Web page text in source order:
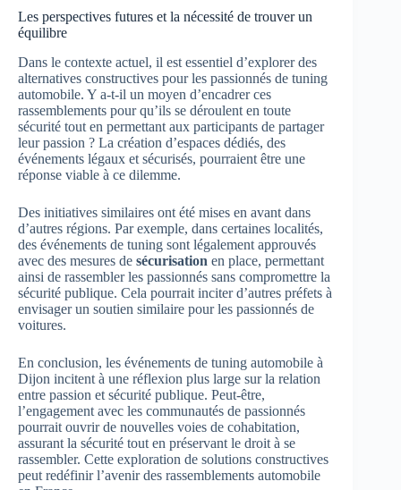
Les perspectives futures et la nécessité de trouver un
équilibre
Dans le contexte actuel, il est essentiel d’explorer des
alternatives constructives pour les passionnés de tuning
automobile. Y a-t-il un moyen d’encadrer ces
rassemblements pour qu’ils se déroulent en toute
sécurité tout en permettant aux participants de partager
leur passion ? La création d’espaces dédiés, des
événements légaux et sécurisés, pourraient être une
réponse viable à ce dilemme.
Des initiatives similaires ont été mises en avant dans
d’autres régions. Par exemple, dans certaines localités,
des événements de tuning sont légalement approuvés
avec des mesures de sécurisation en place, permettant
ainsi de rassembler les passionnés sans compromettre la
sécurité publique. Cela pourrait inciter d’autres préfets à
envisager un soutien similaire pour les passionnés de
voitures.
En conclusion, les événements de tuning automobile à
Dijon incitent à une réflexion plus large sur la relation
entre passion et sécurité publique. Peut-être,
l’engagement avec les communautés de passionnés
pourrait ouvrir de nouvelles voies de cohabitation,
assurant la sécurité tout en préservant le droit à se
rassembler. Cette exploration de solutions constructives
peut redéfinir l’avenir des rassemblements automobile